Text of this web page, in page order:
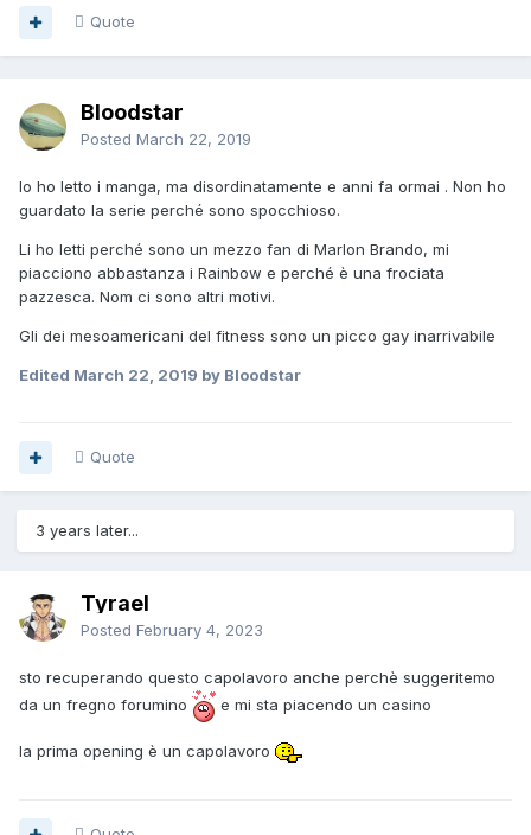
Quote
Bloodstar
Posted March 22, 2019
Io ho letto i manga, ma disordinatamente e anni fa ormai . Non ho
guardato la serie perché sono spocchioso.
Li ho letti perché sono un mezzo fan di Marlon Brando, mi
piacciono abbastanza i Rainbow e perché è una frociata
pazzesca. Nom ci sono altri motivi.
Gli dei mesoamericani del fitness sono un picco gay inarrivabile
Edited March 22, 2019 by Bloodstar
Quote
3 years later...
Tyrael
Posted February 4, 2023
sto recuperando questo capolavoro anche perchè suggeritemo
da un fregno forumino
e mi sta piacendo un casino
la prima opening è un capolavoro